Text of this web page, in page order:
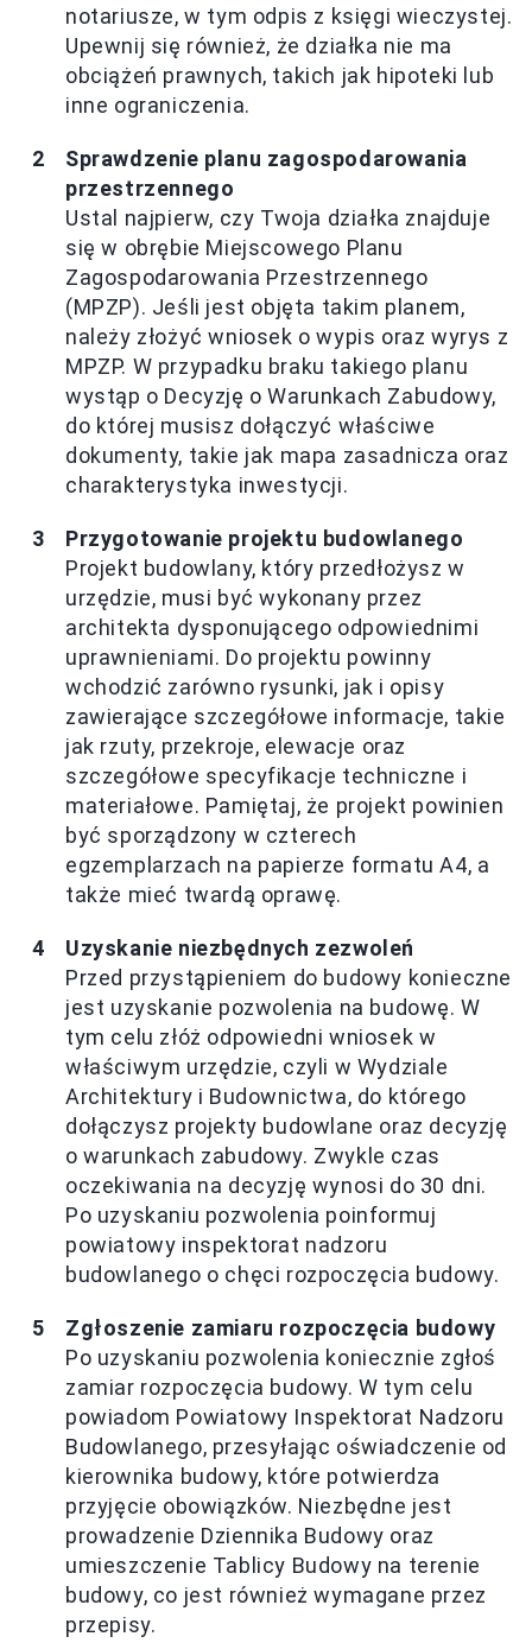
notariusze, w tym odpis z księgi wieczystej.
Upewnij się również, że działka nie ma
obciążeń prawnych, takich jak hipoteki lub
inne ograniczenia.
Sprawdzenie planu zagospodarowania
przestrzennego
Ustal najpierw, czy Twoja działka znajduje
się w obrębie Miejscowego Planu
Zagospodarowania Przestrzennego
(MPZP). Jeśli jest objęta takim planem,
należy złożyć wniosek o wypis oraz wyrys z
MPZP. W przypadku braku takiego planu
wystąp o Decyzję o Warunkach Zabudowy,
do której musisz dołączyć właściwe
dokumenty, takie jak mapa zasadnicza oraz
charakterystyka inwestycji.
Przygotowanie projektu budowlanego
Projekt budowlany, który przedłożysz w
urzędzie, musi być wykonany przez
architekta dysponującego odpowiednimi
uprawnieniami. Do projektu powinny
wchodzić zarówno rysunki, jak i opisy
zawierające szczegółowe informacje, takie
jak rzuty, przekroje, elewacje oraz
szczegółowe specyfikacje techniczne i
materiałowe. Pamiętaj, że projekt powinien
być sporządzony w czterech
egzemplarzach na papierze formatu A4, a
także mieć twardą oprawę.
Uzyskanie niezbędnych zezwoleń
Przed przystąpieniem do budowy konieczne
jest uzyskanie pozwolenia na budowę. W
tym celu złóż odpowiedni wniosek w
właściwym urzędzie, czyli w Wydziale
Architektury i Budownictwa, do którego
dołączysz projekty budowlane oraz decyzję
o warunkach zabudowy. Zwykle czas
oczekiwania na decyzję wynosi do 30 dni.
Po uzyskaniu pozwolenia poinformuj
powiatowy inspektorat nadzoru
budowlanego o chęci rozpoczęcia budowy.
Zgłoszenie zamiaru rozpoczęcia budowy
Po uzyskaniu pozwolenia koniecznie zgłoś
zamiar rozpoczęcia budowy. W tym celu
powiadom Powiatowy Inspektorat Nadzoru
Budowlanego, przesyłając oświadczenie od
kierownika budowy, które potwierdza
przyjęcie obowiązków. Niezbędne jest
prowadzenie Dziennika Budowy oraz
umieszczenie Tablicy Budowy na terenie
budowy, co jest również wymagane przez
przepisy.